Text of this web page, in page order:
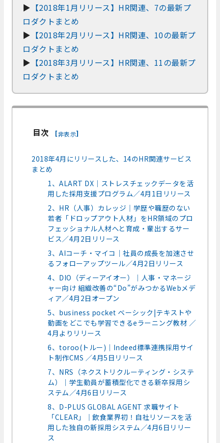
▶ 【2018年1月リリース】HR関連、7の最新プ
ロダクトまとめ
▶ 【2018年2月リリース】HR関連、10の最新プ
ロダクトまとめ
▶ 【2018年3月リリース】HR関連、11の最新プ
ロダクトまとめ
目次 [非表示]
2018年4月にリリースした、14のHR関連サービス
まとめ
1、ALART DX｜ストレスチェックデータを活
用した採用支援プログラム／4月1日リリース
2、HR（人事）カレッジ｜学歴や職歴のない
若者「ドロップアウト人材」をHR領域のプロ
フェッショナル人材へと育成・輩出するサー
ビス／4月2日リリース
3、AIコーチ・マイコ｜社員の成長を加速させ
るフォローアップツール／4月2日リリース
4、DIO（ディーアイオー）｜人事・マネージ
ャー向け 組織改善の“Do”がみつかるWebメデ
ィア／4月2日オープン
5、business pocket ベーシック|テキストや
動画をどこでも学習できるeラーニング教材 ／
4月よりリリース
6、toroo(トルー)｜Indeed標準連携採用サイ
ト制作CMS ／4月5日リリース
7、NRS（ネクストリクルーティング・システ
ム）｜学生動員が蓄積型化できる新卒採用シ
ステム／4月6日リリース
8、D-PLUS GLOBAL AGENT 求職サイト
「CLEAR」｜飲食業界初！自社リソースを活
用した独自の新採用システム／4月6日リリー
ス